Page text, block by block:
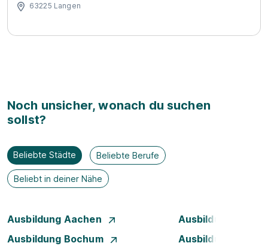
63225 Langen
Noch unsicher, wonach du suchen
sollst?
Beliebte Städte Beliebte Berufe
Beliebt in deiner Nähe
Ausbildung Aachen
Ausbildung
Ausbildung Bochum
Ausbildung Bonn